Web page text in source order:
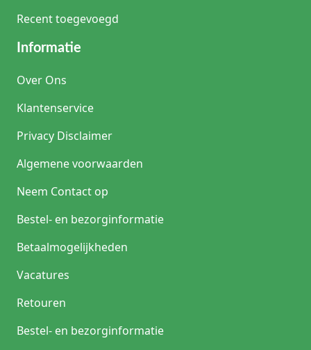
Recent toegevoegd
Informatie
Over Ons
Klantenservice
Privacy Disclaimer
Algemene voorwaarden
Neem Contact op
Bestel- en bezorginformatie
Betaalmogelijkheden
Vacatures
Retouren
Bestel- en bezorginformatie